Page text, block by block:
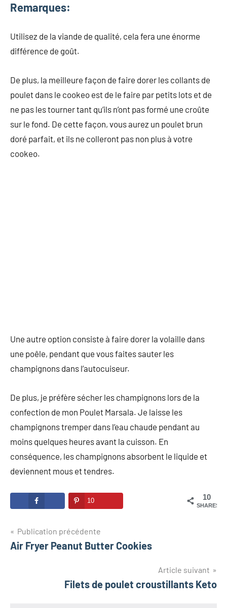
Remarques:
Utilisez de la viande de qualité, cela fera une énorme
différence de goût.
De plus, la meilleure façon de faire dorer les collants de
poulet dans le cookeo est de le faire par petits lots et de
ne pas les tourner tant qu’ils n’ont pas formé une croûte
sur le fond. De cette façon, vous aurez un poulet brun
doré parfait, et ils ne colleront pas non plus à votre
cookeo.
Une autre option consiste à faire dorer la volaille dans
une poêle, pendant que vous faites sauter les
champignons dans l’autocuiseur.
De plus, je préfère sécher les champignons lors de la
confection de mon Poulet Marsala. Je laisse les
champignons tremper dans l’eau chaude pendant au
moins quelques heures avant la cuisson. En
conséquence, les champignons absorbent le liquide et
deviennent mous et tendres.
10
SHARES
10
Navigation
de
Publication précédente
Air Fryer Peanut Butter Cookies
Article suivant
Filets de poulet croustillants Keto